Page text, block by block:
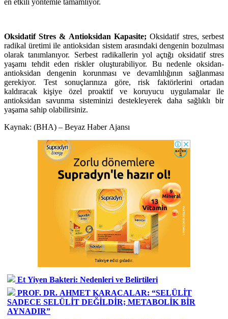
Oksidatif Stres & Antioksidan Kapasite; Oksidatif stres, serbest
radikal üretimi ile antioksidan sistem arasındaki dengenin bozulması
olarak tanımlanıyor. Serbest radikallerin yol açtığı oksidatif stres
yaşamı tehdit eden riskler oluşturabiliyor. Bu nedenle oksidan-
antioksidan dengenin korunması ve devamlılığının sağlanması
gerekiyor. Test sonuçlarınıza göre, risk faktörlerini ortadan
kaldıracak kişiye özel proaktif ve koruyucu uygulamalar ile
antioksidan savunma sisteminizi destekleyerek daha sağlıklı bir
yaşama sahip olabilirsiniz.
Kaynak: (BHA) – Beyaz Haber Ajansı
Et Yiyen Bakteri: Nedenleri ve Belirtileri
PROF. DR. AHMET KARACALAR: “SELÜLİT
SADECE SELÜLİT DEĞİLDİR; METABOLİK BİR
AYNADIR”